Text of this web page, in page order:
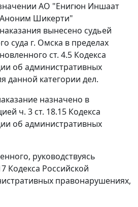
АО "Енигюн Иншаат
Шикерти"
вынесено судьей
суда г. Омска в пределах
ст. 4.5 Кодекса
об административных
данной категории дел.
назначено в
ч. 3 ст. 18.15 Кодекса
об административных
руководствуясь
Кодекса Российской
правонарушениях,